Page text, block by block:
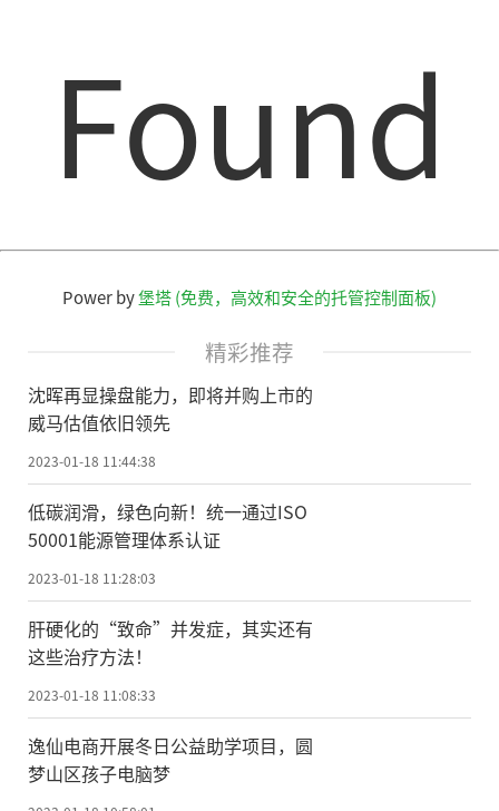
Found
Power by堡塔 (免费，高效和安全的托管控制面板)
精彩推荐
沈晖再显操盘能力，即将并购上市的
威马估值依旧领先
2023-01-18 11:44:38
低碳润滑，绿色向新！统一通过ISO
50001能源管理体系认证
2023-01-18 11:28:03
肝硬化的“致命”并发症，其实还有
这些治疗方法！
2023-01-18 11:08:33
逸仙电商开展冬日公益助学项目，圆
梦山区孩子电脑梦